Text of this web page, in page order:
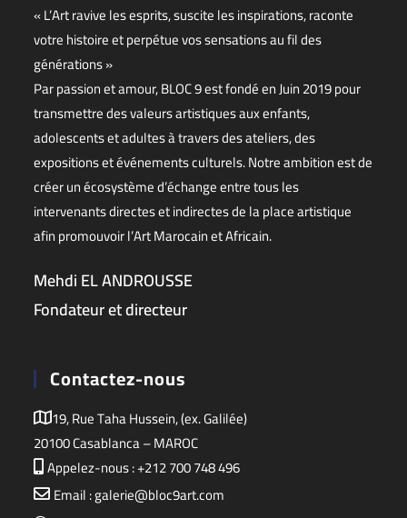
« L’Art ravive les esprits, suscite les inspirations, raconte
votre histoire et perpétue vos sensations au fil des
générations »
Par passion et amour, BLOC 9 est fondé en Juin 2019 pour
transmettre des valeurs artistiques aux enfants,
adolescents et adultes à travers des ateliers, des
expositions et événements culturels. Notre ambition est de
créer un écosystème d’échange entre tous les
intervenants directes et indirectes de la place artistique
afin promouvoir l’Art Marocain et Africain.
Mehdi EL ANDROUSSE
Fondateur et directeur
Contactez-nous
19, Rue Taha Hussein, (ex. Galilée)
20100 Casablanca – MAROC
Appelez-nous : +212 700 748 496
Email : galerie@bloc9art.com